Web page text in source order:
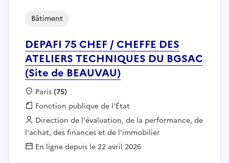
DEPAFI 75 CHEF / CHEFFE DES
ATELIERS TECHNIQUES DU BGSAC
(Site de BEAUVAU)
Bâtiment
Localisation :
Paris(75)
Fonction publique :
Fonction publique de l'État
Employeur :
Direction de l'évaluation, de la performance, de
l'achat, des finances et de l'immobilier
En ligne depuis le 22 avril 2026